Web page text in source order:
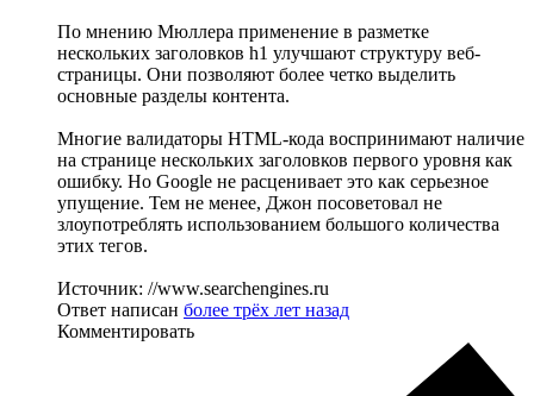
По мнению Мюллера применение в разметке
нескольких заголовков h1 улучшают структуру веб-
страницы. Они позволяют более четко выделить
основные разделы контента.
Многие валидаторы HTML-кода воспринимают наличие
на странице нескольких заголовков первого уровня как
ошибку. Но Google не расценивает это как серьезное
упущение. Тем не менее, Джон посоветовал не
злоупотреблять использованием большого количества
этих тегов.
Источник: //www.searchengines.ru
Ответ написан более трёх лет назад
Комментировать